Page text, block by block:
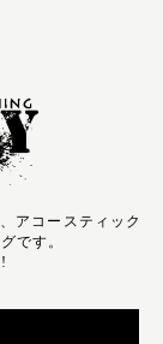
アコースティック
です。